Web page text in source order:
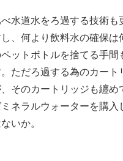
水道水をろ過する技術も
、何より飲料水の確保は
ットボトルを捨てる手間
ただろ過する為のカート
そのカートリッジも纏め
ネラルウォーターを購入
いか。